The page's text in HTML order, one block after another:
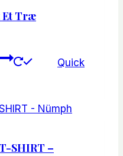
varesiden
Et Træ
Quick
SHIRT –